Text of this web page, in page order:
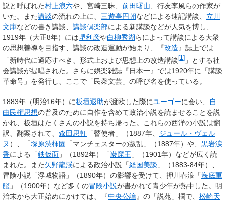
説と呼ばれた村上浪六や、宮崎三昧、 前田曙山、行友李風らの作家が
いた。また講談の流れの上に、 三遊亭円朝などによる速記講談、 立川
文庫などの書き講談、 講談倶楽部による新講談などが人気を博し、
1919年（大正8年）には堺利彦や白柳秀湖らによって講談による大衆
の思想善導を目指す、講談の改造運動が始まり、『改造』誌上では
「新時代に適応すべき、形式上および思想上の改造講談[1 ] 」とする社
会講談が提唱された。さらに娯楽雑誌『日本一』では1920年に「講談
革命号」を発行し、ここで「民衆文芸」の呼び名を使っている。
1883年（明治16年）に板垣退助が渡欧した際にユーゴーに会い、
自
由民権思想の普及のために自作を含めて政治小説を読ませることを説
かれ、板垣はたくさんの小説を持ち帰った。これらの西洋の小説は翻
訳、翻案されて、 森田思軒 「瞽使者」（1887年、 ジュール・ヴェル
ヌ ）、「塚原渋柿園 「マンチェスターの叛乱」（1887年）や、 黒岩涙
香による「鉄仮面 」（1892年）「巌窟王 」（1901年）などが広く読
まれた。また矢野龍渓による政治小説「経国美談 」（1883-84年）、
冒険小説「浮城物語」（1890年）の影響を受けて、押川春浪「海底軍
艦 」（1900年）など多くの冒険小説が書かれて青少年が熱中した。明
治末から大正始めにかけては、『中央公論』の「説苑」欄で、 松崎天